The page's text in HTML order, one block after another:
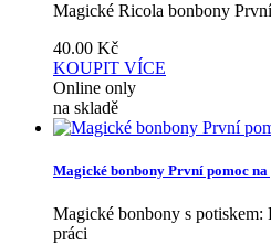
Magické Ricola bonbony
40.00 Kč
KOUPIT VÍCE
Online only
na skladě
Magické bonbony První pomoc
Magické bonbony s
práci